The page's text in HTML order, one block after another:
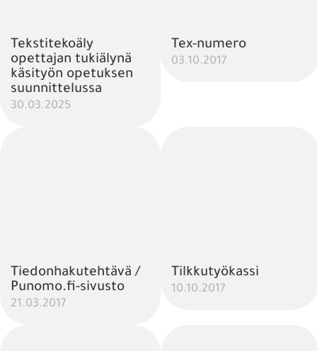
Tekstitekoäly
opettajan tukiälynä
käsityön opetuksen
suunnittelussa
30.03.2025
Tex-numero
03.10.2017
Tiedonhakutehtävä /
Punomo.fi-sivusto
21.03.2017
Tilkkutyökassi
10.10.2017